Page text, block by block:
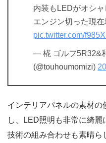
内装もLEDがオシ
エンジン切った現
pic.twitter.com/
— 椛 ゴルフ5R32&
(@touhoumomizi)
インテリアパネルの素材
し、LED照明も非常に綺
技術の組み合わせも素晴ら